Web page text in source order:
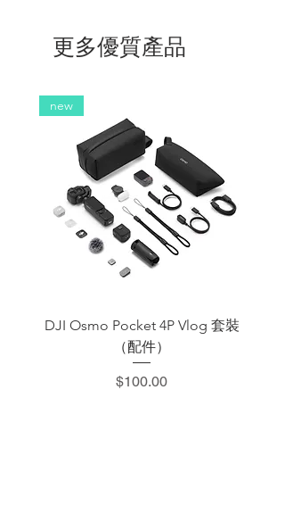
更多優質產品
new
DJI Osmo Pocket 4P Vlog 套裝
（配件）
價格
$100.00